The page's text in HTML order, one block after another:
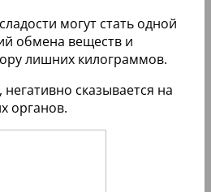
могут стать одной
обмена веществ и
лишних килограммов.
сказывается на
органов.